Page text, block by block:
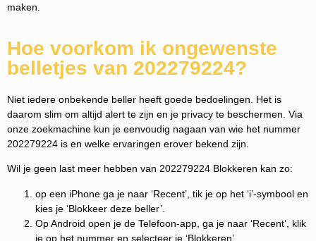
maken.
Hoe voorkom ik ongewenste
belletjes van 202279224?
Niet iedere onbekende beller heeft goede bedoelingen. Het is
daarom slim om altijd alert te zijn en je privacy te beschermen. Via
onze zoekmachine kun je eenvoudig nagaan van wie het nummer
202279224 is en welke ervaringen erover bekend zijn.
Wil je geen last meer hebben van 202279224 Blokkeren kan zo:
op een iPhone ga je naar ‘Recent’, tik je op het ‘i’-symbool en
kies je ‘Blokkeer deze beller’.
Op Android open je de Telefoon-app, ga je naar ‘Recent’, klik
je op het nummer en selecteer je ‘Blokkeren’.